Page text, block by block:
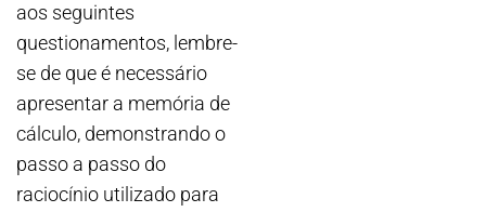
aos seguintes
questionamentos, lembre-
se de que é necessário
apresentar a memória de
cálculo, demonstrando o
passo a passo do
raciocínio utilizado para